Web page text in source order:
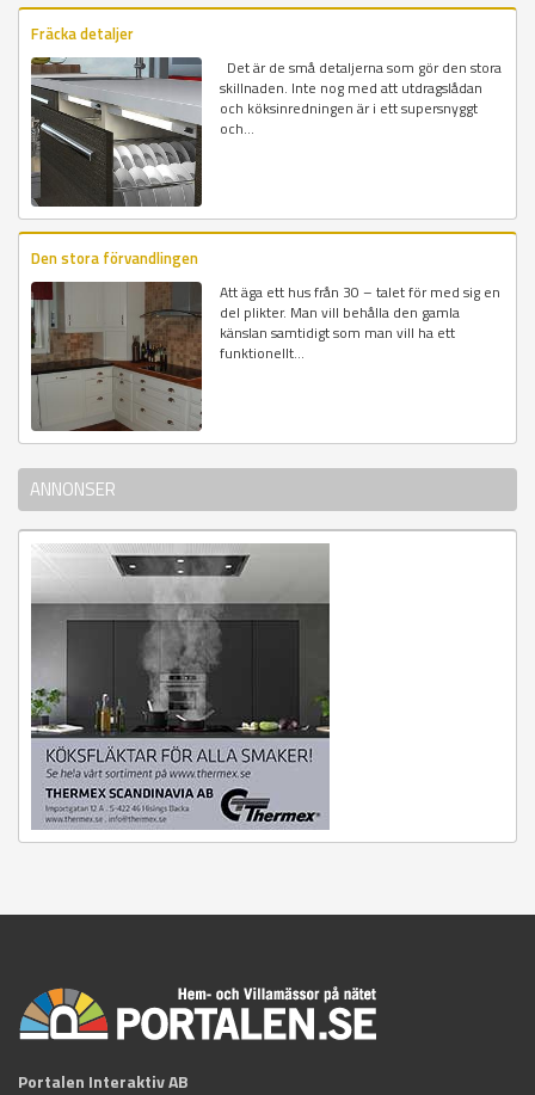
Fräcka detaljer
Det är de små detaljerna som gör den stora
skillnaden. Inte nog med att utdragslådan
och köksinredningen är i ett supersnyggt
och...
Den stora förvandlingen
Att äga ett hus från 30 – talet för med sig en
del plikter. Man vill behålla den gamla
känslan samtidigt som man vill ha ett
funktionellt...
ANNONSER
Portalen Interaktiv AB